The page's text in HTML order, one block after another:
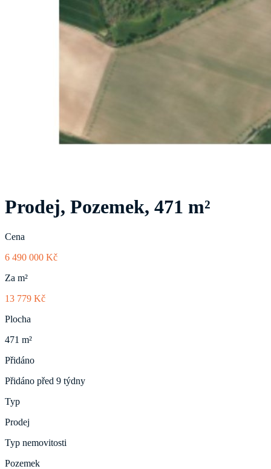
Prodej, Pozemek, 471 m²
Cena
6 490 000 Kč
Za m²
13 779 Kč
Plocha
471 m²
Přidáno
Přidáno před 9 týdny
Typ
Prodej
Typ nemovitosti
Pozemek